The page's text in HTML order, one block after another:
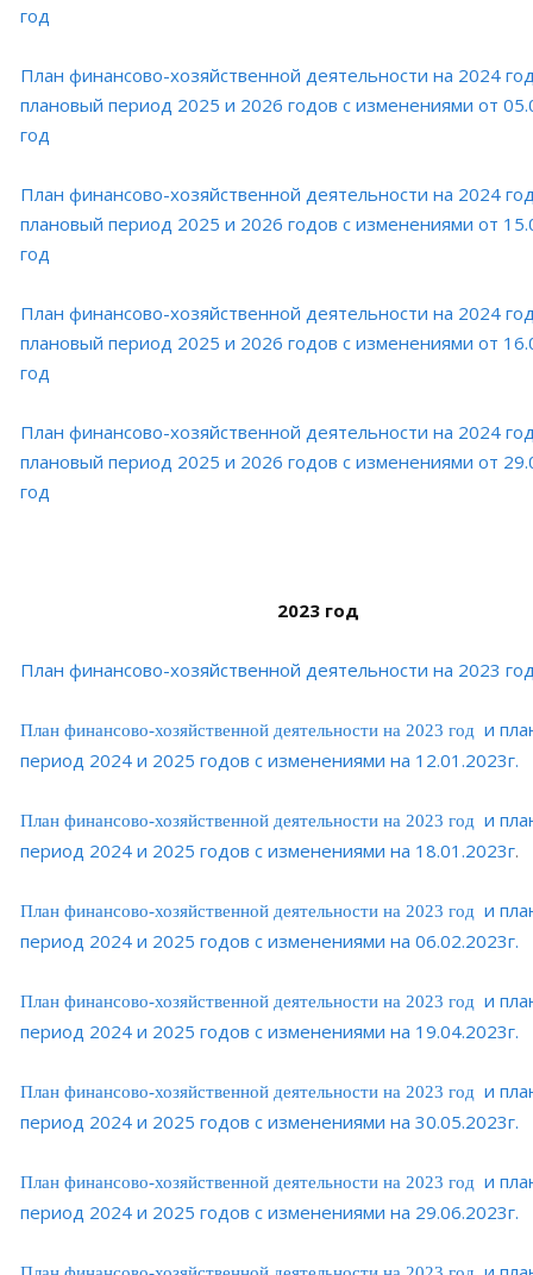
год
План финансово-хозяйственной деятельности на 2024
плановый период 2025 и 2026 годов с изменениями от
год
План финансово-хозяйственной деятельности на 2024
плановый период 2025 и 2026 годов с изменениями от
год
План финансово-хозяйственной деятельности на 2024
плановый период 2025 и 2026 годов с изменениями от
год
План финансово-хозяйственной деятельности на 2024
плановый период 2025 и 2026 годов с изменениями от
год
2023 год
План финансово-хозяйственной деятельности на 2023
План финансово-хозяйственной деятельности на 2023 год и
период 2024 и 2025 годов с изменениями на 12.01.2023г.
План финансово-хозяйственной деятельности на 2023 год и
период 2024 и 2025 годов с изменениями на 18.01.2023г.
План финансово-хозяйственной деятельности на 2023 год и
период 2024 и 2025 годов с изменениями на 06.02.2023г.
План финансово-хозяйственной деятельности на 2023 год и
период 2024 и 2025 годов с изменениями на 19.04.2023г.
План финансово-хозяйственной деятельности на 2023 год и
период 2024 и 2025 годов с изменениями на 30.05.2023г.
План финансово-хозяйственной деятельности на 2023 год и
период 2024 и 2025 годов с изменениями на 29.06.2023г.